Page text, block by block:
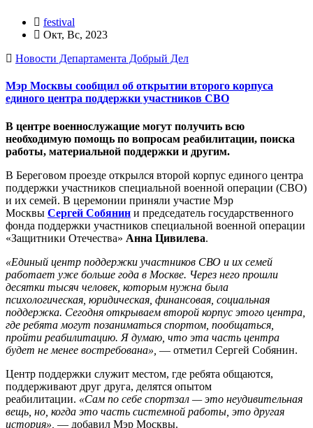
festival
Окт, Вс, 2023
Новости Департамента Добрый Дел
Мэр Москвы сообщил об открытии второго корпуса
единого центра поддержки участников СВО
В центре военнослужащие могут получить всю
необходимую помощь по вопросам реабилитации, поиска
работы, материальной поддержки и другим.
В Береговом проезде открылся второй корпус единого центра
поддержки участников специальной военной операции (СВО)
и их семей. В церемонии приняли участие Мэр
Москвы Сергей Собянин и председатель государственного
фонда поддержки участников специальной военной операции
«Защитники Отечества» Анна Цивилева.
«Единый центр поддержки участников СВО и их семей
работает уже больше года в Москве. Через него прошли
десятки тысяч человек, которым нужна была
психологическая, юридическая, финансовая, социальная
поддержка. Сегодня открываем второй корпус этого центра,
где ребята могут позаниматься спортом, пообщаться,
пройти реабилитацию. Я думаю, что эта часть центра
будет не менее востребована», — отметил Сергей Собянин.
Центр поддержки служит местом, где ребята общаются,
поддерживают друг друга, делятся опытом
реабилитации. «Сам по себе спортзал — это неудивительная
вещь, но, когда это часть системной работы, это другая
история», — добавил Мэр Москвы.